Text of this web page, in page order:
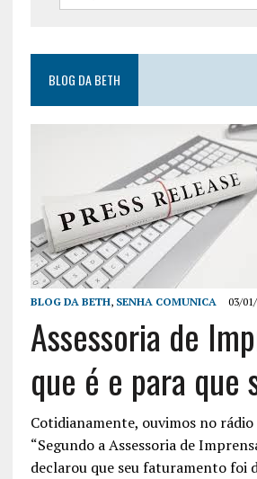
BLOG DA BETH
BLOG DA BETH, SENHA COMUNICA 03/
Assessoria de
que é e para que
Cotidianamente, ouvimos no
“Segundo a Assessoria de
declarou que seu faturamento foi